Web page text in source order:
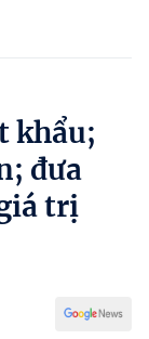
khẩu;
đưa
trị